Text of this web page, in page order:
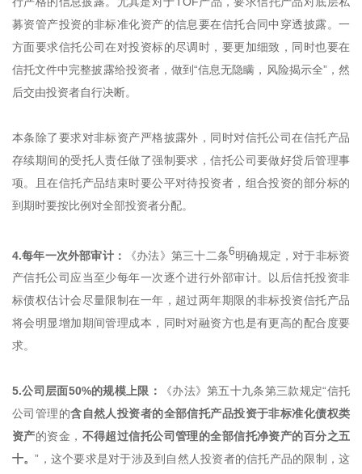
募资管产投资的非标准化资产的信息要在信托合同中穿透披露。一
方面要求信托公司在对投资标的尽调时，要更加细致，同时也要在
信托文件中完整披露给投资者，做到“信息无隐瞒，风险揭示全”，然
后交由投资者自行决断。
本条除了要求对非标资产严格披露外，同时对信托公司在信托产品
存续期间的受托人责任做了强制要求，信托公司要做好贷后管理事
项。且在信托产品结束时要公平对待投资者，组合投资的部分标的
到期时要按比例对全部投资者分配。
4.每年一次外部审计： 《办法》第三十二条6明确规定，对于非标资
产信托公司应当至少每年一次逐个进行外部审计。以后信托投资非
标债权估计会尽量限制在一年，超过两年期限的非标投资信托产品
将会明显增加期间管理成本，同时对融资方也是有更高的配合度要
求。
5.公司层面50%的规模上限：
《办法》第五十九条第三款规定“信托
公司管理的含自然人投资者的全部信托产品投资于非标准化债权类
资产的资金， 不得超过信托公司管理的全部信托净资产的百分之五
十。”，这个要求是对于涉及到自然人投资者的信托产品的限制，这